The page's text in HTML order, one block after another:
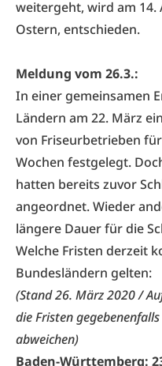
weitergeht, wird am 14.
Ostern, entschieden.
Meldung vom 26.3.:
In einer gemeinsamen
Ländern am 22. März
von Friseurbetrieben
Wochen festgelegt.
hatten bereits zuvor
angeordnet. Wieder
längere Dauer für die
Welche Fristen derzeit
Bundesländern gelten:
(Stand 26. März 2020 /
die Fristen
abweichen)
Baden-Württemberg: